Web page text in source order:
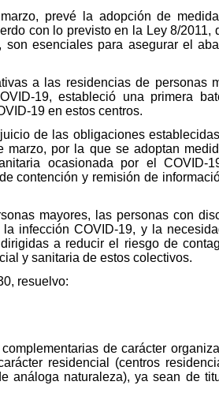
prevé la adopción de
con lo previsto en la Ley 8/2011,
esenciales para asegurar el
a las residencias de personas
19, estableció una primera
19 en estos centros.
de las obligaciones
por la que se adoptan
ocasionada por el COVID-
contención y remisión de
mayores, las personas con
infección COVID-19, y la
a reducir el riesgo de
y sanitaria de estos colectivos.
resuelvo:
de carácter
residencial (centros
análoga naturaleza), ya sean de